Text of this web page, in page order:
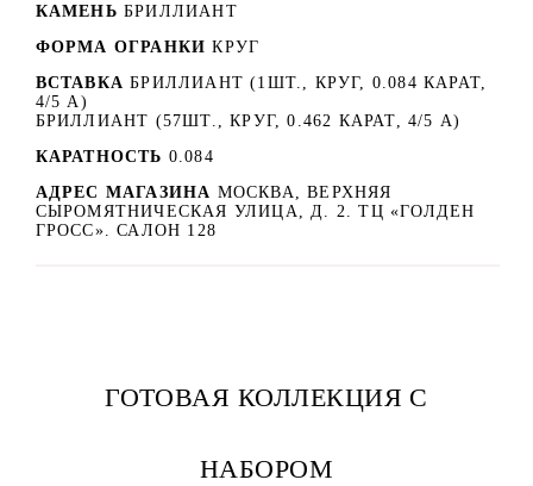
КАМЕНЬ БРИЛЛИАНТ
ФОРМА ОГРАНКИ КРУГ
ВСТАВКА БРИЛЛИАНТ (1ШТ., КРУГ, 0.084 КАРАТ,
4/5 А)
БРИЛЛИАНТ (57ШТ., КРУГ, 0.462 КАРАТ, 4/5 А)
КАРАТНОСТЬ 0.084
АДРЕС МАГАЗИНА МОСКВА, ВЕРХНЯЯ
СЫРОМЯТНИЧЕСКАЯ УЛИЦА, Д. 2. ТЦ «ГОЛДЕН
ГРОСС». САЛОН 128
ГОТОВАЯ КОЛЛЕКЦИЯ С
НАБОРОМ